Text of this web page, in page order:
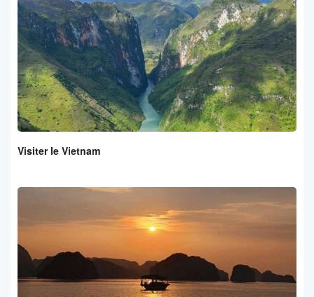
Visiter le Vietnam